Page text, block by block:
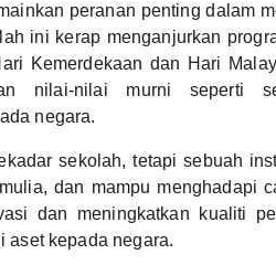
peranan penting dalam
ini kerap menganjurkan
Kemerdekaan dan Hari
nilai-nilai murni seperti
negara.
sekolah, tetapi sebuah
dan mampu menghadapi
dan meningkatkan kualiti
aset kepada negara.